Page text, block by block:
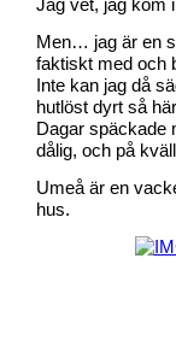
Jag vet, jag kom
Men… jag är en
faktiskt med och
Inte kan jag då
hutlöst dyrt så
Dagar späckade
dålig, och på
Umeå är en
hus.